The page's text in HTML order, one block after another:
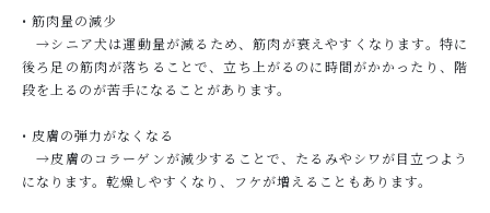
• 筋肉量の減少
→シニア犬は運動量が減るため、筋肉が衰えやすくなります。特に
後ろ足の筋肉が落ちることで、立ち上がるのに時間がかかったり、階
段を上るのが苦手になることがあります。
• 皮膚の弾力がなくなる
→皮膚のコラーゲンが減少することで、たるみやシワが目立つよう
になります。乾燥しやすくなり、フケが増えることもあります。